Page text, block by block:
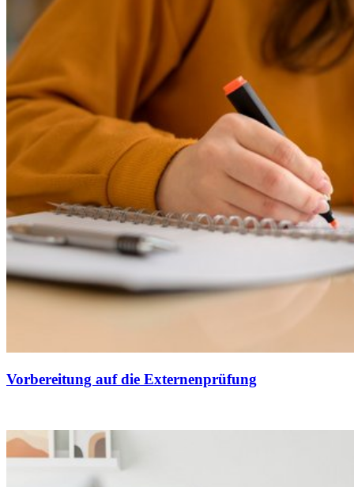
Vorbereitung auf die Externenprüfung